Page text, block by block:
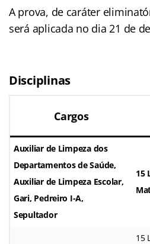
A prova, de caráter
será aplicada no dia 21 de
Disciplinas
Cargos
Auxiliar de Limpeza dos
Departamentos de Saúde,
Auxiliar de Limpeza Escolar,
Gari, Pedreiro I-A,
Sepultador
15
15